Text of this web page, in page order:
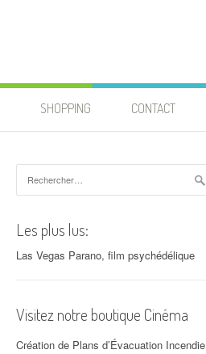
SHOPPING CONTACT
Les plus lus:
Las Vegas Parano, film psychédélique
Visitez notre boutique Cinéma
Création de Plans d’Évacuation Incendie